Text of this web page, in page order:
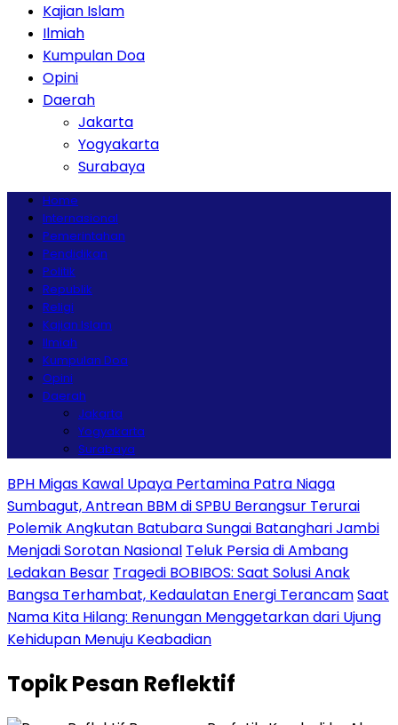
Kajian Islam
Ilmiah
Kumpulan Doa
Opini
Daerah
Jakarta
Yogyakarta
Surabaya
Home
Internasional
Pemerintahan
Pendidikan
Politik
Republik
Religi
Kajian Islam
Ilmiah
Kumpulan Doa
Opini
Daerah
Jakarta
Yogyakarta
Surabaya
BPH Migas Kawal Upaya Pertamina Patra Niaga
Sumbagut, Antrean BBM di SPBU Berangsur Terurai
Polemik Angkutan Batubara Sungai Batanghari Jambi
Menjadi Sorotan Nasional Teluk Persia di Ambang
Ledakan Besar Tragedi BOBIBOS: Saat Solusi Anak
Bangsa Terhambat, Kedaulatan Energi TerancamSaat
Nama Kita Hilang: Renungan Menggetarkan dari Ujung
Kehidupan Menuju Keabadian
TopikPesan Reflektif